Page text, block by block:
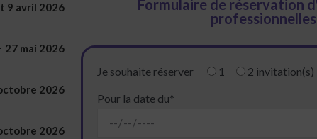
9 avril 2026
27 mai 2026
2026
2026
Formulaire de réservation
professionnelles
Je souhaite réserver 1 2 invitation(s)
Pour la date du*